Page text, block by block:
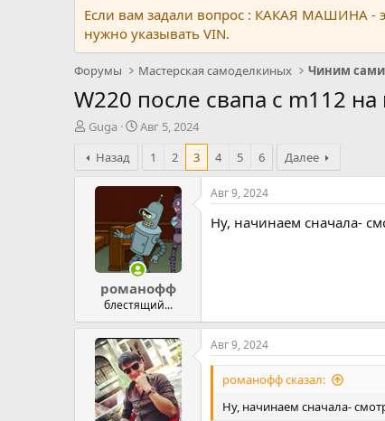
Если вам задали вопрос : КАКАЯ МАШИНА -
нужно указывать VIN.
Форумы Мастерская самоделкиных Чиним сами
W220 после свапа с m112
А
т
о
м
ы
Guga
Д
а
н
а
ч
а
л
а
Авг 5, 2024
Назад
1 2 3 4 5 6 Далее
романофф
блестящий...
Авг 9, 2024
Ну, начинаем сначала-
Авг 9, 2024
романофф сказал:
Ну, начинаем сначала-